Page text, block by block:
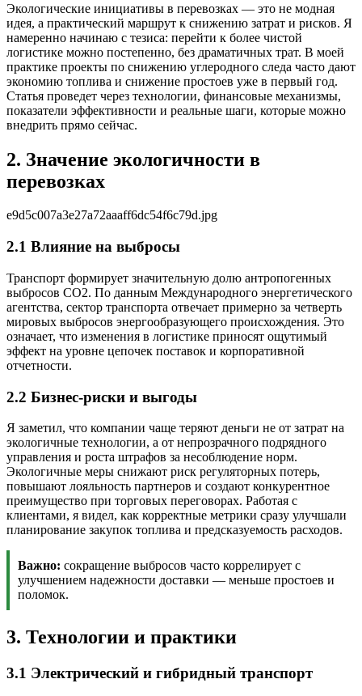
Экологические инициативы в перевозках — это не модная
идея, а практический маршрут к снижению затрат и рисков. Я
намеренно начинаю с тезиса: перейти к более чистой
логистике можно постепенно, без драматичных трат. В моей
практике проекты по снижению углеродного следа часто дают
экономию топлива и снижение простоев уже в первый год.
Статья проведет через технологии, финансовые механизмы,
показатели эффективности и реальные шаги, которые можно
внедрить прямо сейчас.
2. Значение экологичности в
перевозках
e9d5c007a3e27a72aaaff6dc54f6c79d.jpg
2.1 Влияние на выбросы
Транспорт формирует значительную долю антропогенных
выбросов CO2. По данным Международного энергетического
агентства, сектор транспорта отвечает примерно за четверть
мировых выбросов энергообразующего происхождения. Это
означает, что изменения в логистике приносят ощутимый
эффект на уровне цепочек поставок и корпоративной
отчетности.
2.2 Бизнес-риски и выгоды
Я заметил, что компании чаще теряют деньги не от затрат на
экологичные технологии, а от непрозрачного подрядного
управления и роста штрафов за несоблюдение норм.
Экологичные меры снижают риск регуляторных потерь,
повышают лояльность партнеров и создают конкурентное
преимущество при торговых переговорах. Работая с
клиентами, я видел, как корректные метрики сразу улучшали
планирование закупок топлива и предсказуемость расходов.
Важно: сокращение выбросов часто коррелирует с
улучшением надежности доставки — меньше простоев и
поломок.
3. Технологии и практики
3.1 Электрический и гибридный транспорт